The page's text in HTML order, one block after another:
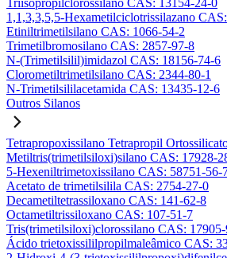
Triisopropilclorossilano CAS: 13154-24-0
1,1,3,3,5,5-Hexametilciclotrissilazano
Etiniltrimetilsilano CAS: 1066-54-2
Trimetilbromosilano CAS: 2857-97-8
N-(Trimetilsilil)imidazol CAS: 18156-74-6
Clorometiltrimetilsilano CAS: 2344-80-1
N-Trimetilsililacetamida CAS: 13435-12-6
Outros Silanos
Tetrapropoxissilano Tetrapropil
Metiltris(trimetilsiloxi)silano CAS: 17928-
5-Hexeniltrimetoxissilano CAS: 58751-56-
Acetato de trimetilsilila CAS: 2754-27-0
Decametiltetrassiloxano CAS: 141-62-8
Octametiltrissiloxano CAS: 107-51-7
Tris(trimetilsiloxi)clorossilano CAS:
Ácido trietoxissililpropilmaleâmico CAS: